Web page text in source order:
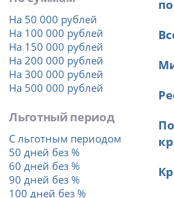
На 50 000 рублей
На 100 000 рублей
На 150 000 рублей
На 200 000 рублей
На 300 000 рублей
На 500 000 рублей
Льготный период
С льготным периодом
50 дней без %
60 дней без %
90 дней без %
100 дней без %